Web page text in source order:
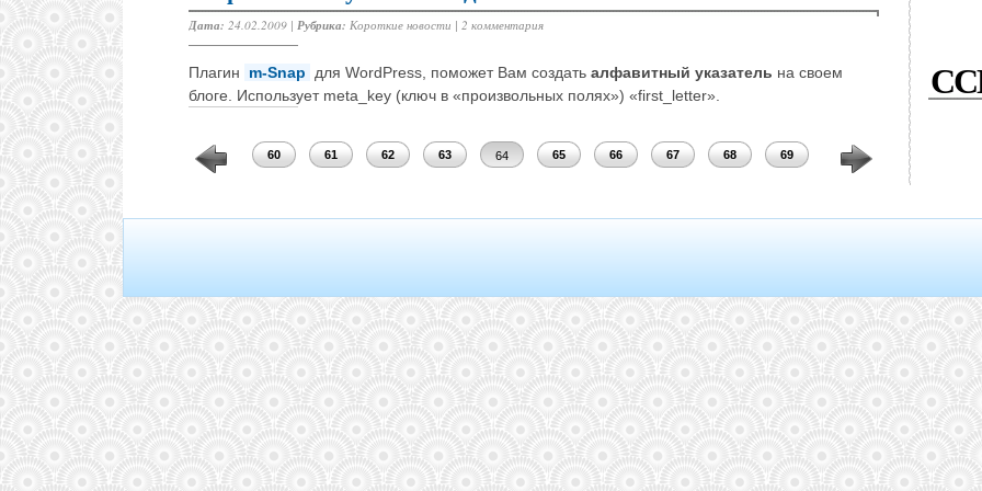
Дата: 24.02.2009 | Рубрика: Короткие новости | 2 комментария
Плагин m-Snap для WordPress, поможет Вам создать алфавитный указатель на своем
блоге. Использует meta_key (ключ в «произвольных полях») «first_letter».
56 57 59 60 61 62 63 64 65 66 67 68 69 70